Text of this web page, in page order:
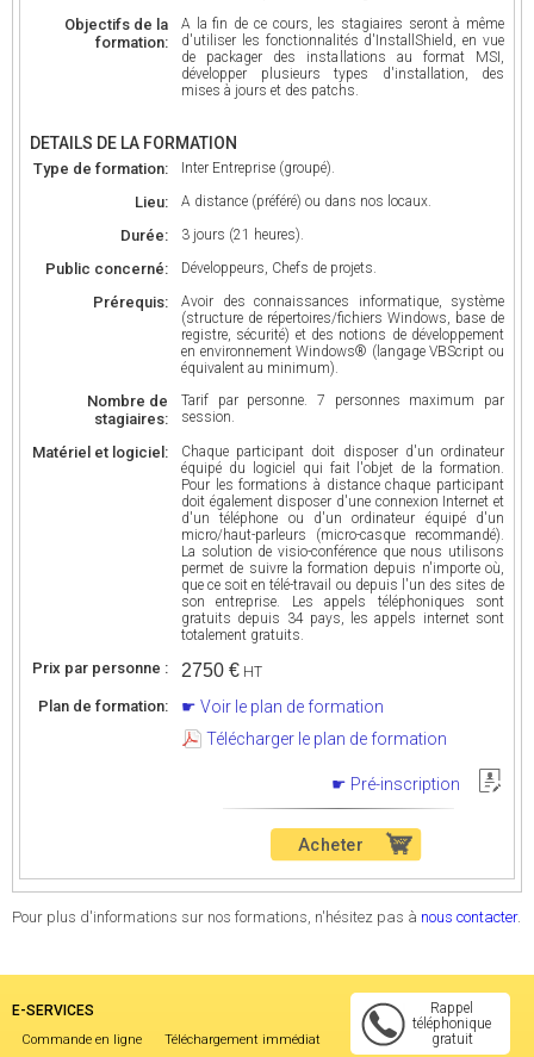
Objectifs de la
formation:
A la fin de ce cours, les stagiaires seront à même
d'utiliser les fonctionnalités d'InstallShield, en vue
de packager des installations au format MSI,
développer plusieurs types d'installation, des
mises à jours et des patchs.
DETAILS DE LA FORMATION
Type de formation: Inter Entreprise (groupé).
Lieu: A distance (préféré) ou dans nos locaux.
Durée: 3 jours (21 heures).
Public concerné: Développeurs, Chefs de projets.
Prérequis:
Avoir des connaissances informatique, système
(structure de répertoires/fichiers Windows, base de
registre, sécurité) et des notions de développement
en environnement Windows® (langage VBScript ou
équivalent au minimum).
Nombre de
stagiaires:
Tarif par personne. 7 personnes maximum par
session.
Matériel et logiciel:
Chaque participant doit disposer d'un ordinateur
équipé du logiciel qui fait l'objet de la formation.
Pour les formations à distance chaque participant
doit également disposer d'une connexion Internet et
d'un téléphone ou d'un ordinateur équipé d'un
micro/haut-parleurs (micro-casque recommandé).
La solution de visio-conférence que nous utilisons
permet de suivre la formation depuis n'importe où,
que ce soit en télé-travail ou depuis l'un des sites de
son entreprise. Les appels téléphoniques sont
gratuits depuis 34 pays, les appels internet sont
totalement gratuits.
Prix par personne : 2750 € HT
Plan de formation:
Voir le plan de formation
Télécharger le plan de formation
Pré-inscription
Acheter
Pour plus d'informations sur nos formations, n'hésitez pas à nous contacter.
Rappel
téléphonique
gratuit
E-SERVICES
Commande en ligne Téléchargement immédiat